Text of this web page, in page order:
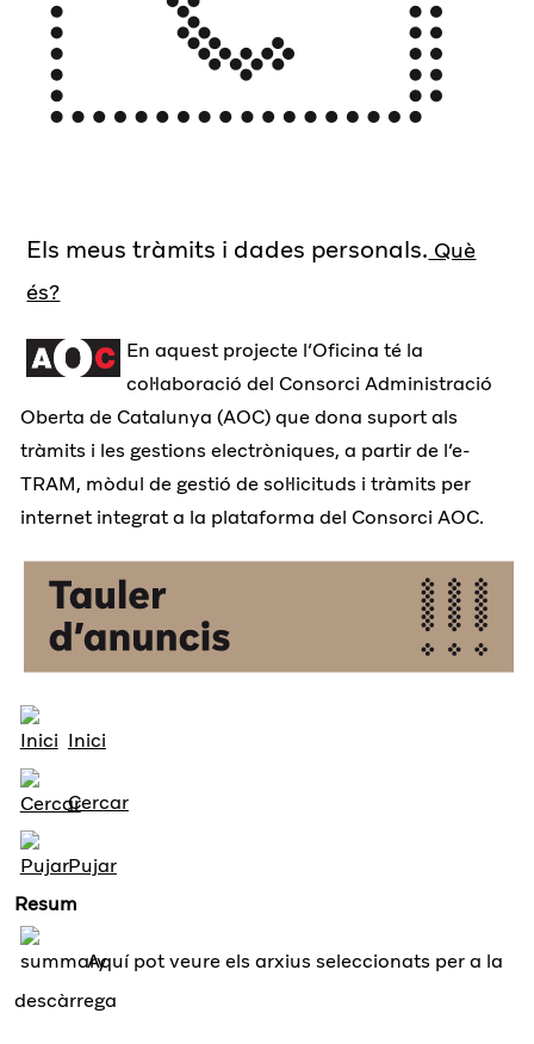
Els meus tràmits i dades personals. Què
és?
En aquest projecte l’Oficina té la
col·laboració del Consorci Administració
Oberta de Catalunya (AOC) que dona suport als
tràmits i les gestions electròniques, a partir de l’e-
TRAM, mòdul de gestió de sol·licituds i tràmits per
internet integrat a la plataforma del Consorci AOC.
Inici
Cercar
Pujar
Resum
Aquí pot veure els arxius seleccionats per a la
descàrrega